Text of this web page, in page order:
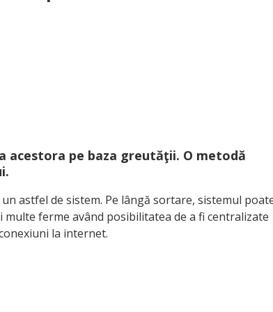
acestora pe baza greutăţii. O metodă
astfel de sistem. Pe lângă sortare, sistemul
ferme având posibilitatea de a fi centralizate
la internet.